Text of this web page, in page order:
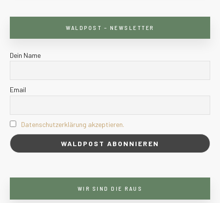
WALDPOST – NEWSLETTER
Dein Name
Email
Datenschutzerklärung akzeptieren.
WIR SIND DIE RAUS